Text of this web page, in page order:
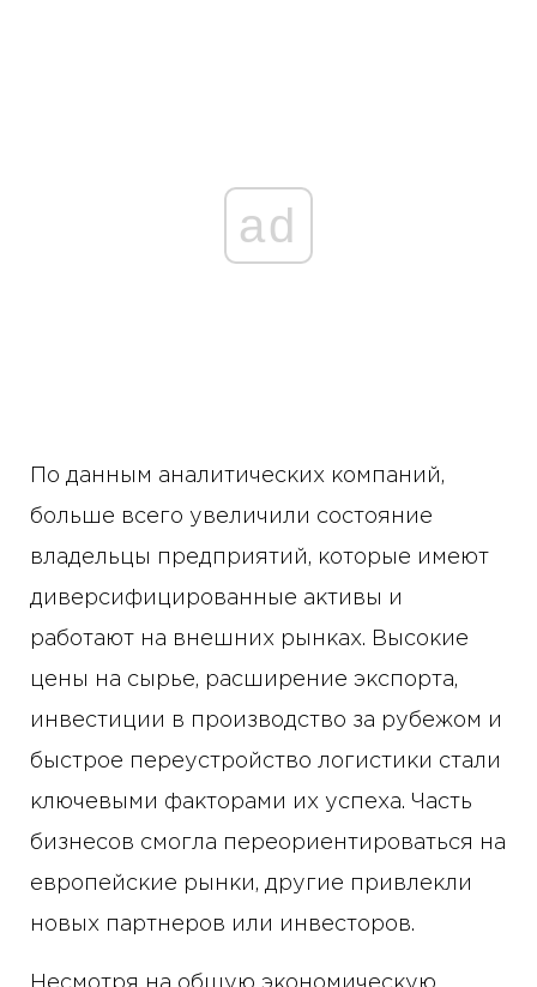
ad
По данным аналитических компаний,
больше всего увеличили состояние
владельцы предприятий, которые имеют
диверсифицированные активы и
работают на внешних рынках. Высокие
цены на сырье, расширение экспорта,
инвестиции в производство за рубежом и
быстрое переустройство логистики стали
ключевыми факторами их успеха. Часть
бизнесов смогла переориентироваться на
европейские рынки, другие привлекли
новых партнеров или инвесторов.